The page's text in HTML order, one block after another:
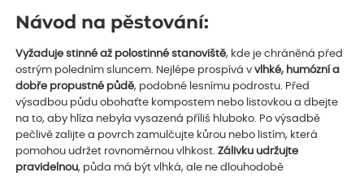
Návod na pěstování:
Vyžaduje stinné až polostinné stanoviště, kde je chráněná před
ostrým poledním sluncem. Nejlépe prospívá vvlhké, humózní a
dobře propustné půdě, podobné lesnímu podrostu. Před
výsadbou půdu obohaťte kompostem nebo listovkou a dbejte
na to, aby hlíza nebyla vysazená příliš hluboko. Po výsadbě
pečlivě zalijte a povrch zamulčujte kůrou nebo listím, která
pomohou udržet rovnoměrnou vlhkost.Zálivku udržujte
pravidelnou, půda má být vlhká, ale ne dlouhodobě